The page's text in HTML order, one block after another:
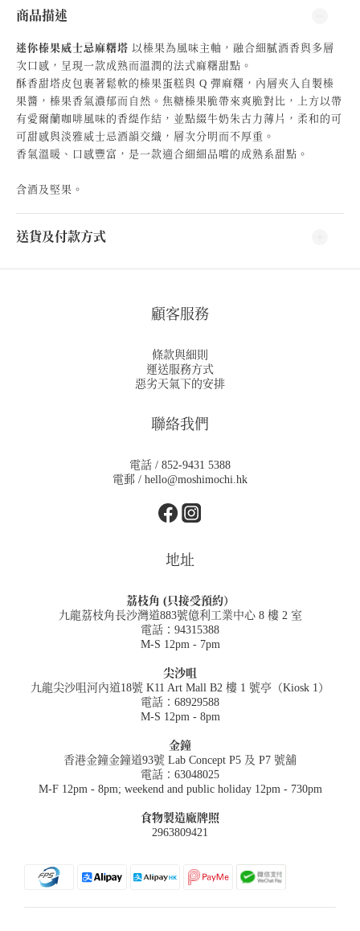
商品描述
迷你榛果威士忌麻糬塔 以榛果為風味主軸，融合細膩酒香與多層
次口感，呈現一款成熟而溫潤的法式麻糬甜點。
酥香甜塔皮包裹著鬆軟的榛果蛋糕與 Q 彈麻糬，內層夾入自製榛
果醬，榛果香氣濃郁而自然。焦糖榛果脆帶來爽脆對比，上方以帶
有愛爾蘭咖啡風味的香緹作結，並點綴牛奶朱古力薄片，柔和的可
可甜感與淡雅威士忌酒韻交織，層次分明而不厚重。
香氣溫暖、口感豐富，是一款適合細細品嚐的成熟系甜點。
含酒及堅果。
送貨及付款方式
顧客服務
條款與細則
運送服務方式
惡劣天氣下的安排
聯絡我們
電話 / 852-9431 5388
電郵 / hello@moshimochi.hk
地址
荔枝角 (只接受預約）
九龍荔枝角長沙灣道883號億利工業中心 8 樓 2 室
電話：94315388
M-S 12pm - 7pm
尖沙咀
九龍尖沙咀河內道18號 K11 Art Mall B2 樓 1 號亭（Kiosk 1）
電話：68929588
M-S 12pm - 8pm
金鐘
香港金鐘金鐘道93號 Lab Concept P5 及 P7 號舖
電話：63048025
M-F 12pm - 8pm; weekend and public holiday 12pm - 730pm
食物製造廠牌照
2963809421